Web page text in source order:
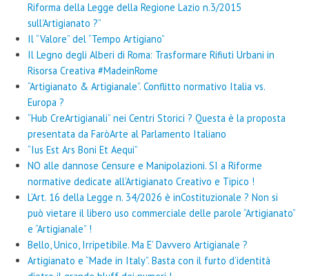
Riforma della Legge della Regione Lazio n.3/2015
sull’Artigianato ?”
Il “Valore” del “Tempo Artigiano”
Il Legno degli Alberi di Roma: Trasformare Rifiuti Urbani in
Risorsa Creativa #MadeinRome
“Artigianato & Artigianale”. Conflitto normativo Italia vs.
Europa ?
“Hub CreArtigianali” nei Centri Storici ? Questa è la proposta
presentata da FaròArte al Parlamento Italiano
“Ius Est Ars Boni Et Aequi”
NO alle dannose Censure e Manipolazioni. SI a Riforme
normative dedicate all’Artigianato Creativo e Tipico !
L’Art. 16 della Legge n. 34/2026 è inCostituzionale ? Non si
può vietare il libero uso commerciale delle parole “Artigianato”
e “Artigianale” !
Bello, Unico, Irripetibile. Ma E’ Davvero Artigianale ?
Artigianato e “Made in Italy”. Basta con il furto d’identità